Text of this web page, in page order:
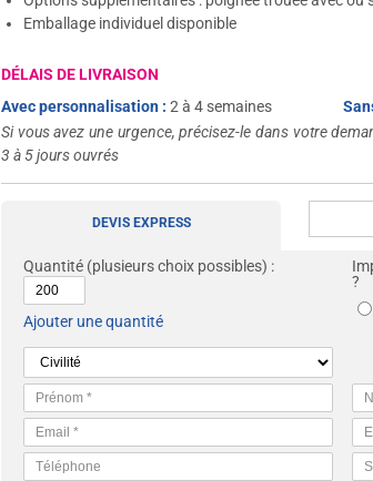
Emballage individuel disponible
DÉLAIS DE LIVRAISON
Avec personnalisation :2 à 4 semaines
Si vous avez une urgence, précisez-le dans votre
3 à 5 jours ouvrés
DEVIS EXPRESS
Quantité (plusieurs choix possibles) :
Ajouter une quantité
?